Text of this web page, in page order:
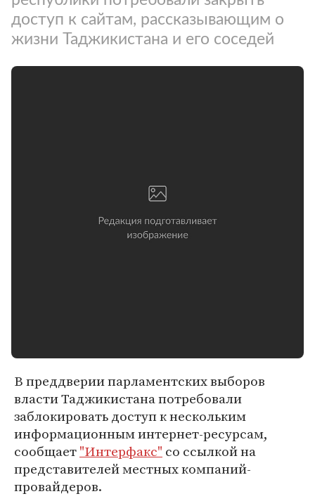
доступ к сайтам, рассказывающим о
жизни Таджикистана и его соседей
В преддверии парламентских выборов
власти Таджикистана потребовали
заблокировать доступ к нескольким
информационным интернет-ресурсам,
сообщает"Интерфакс" со ссылкой на
представителей местных компаний-
провайдеров.